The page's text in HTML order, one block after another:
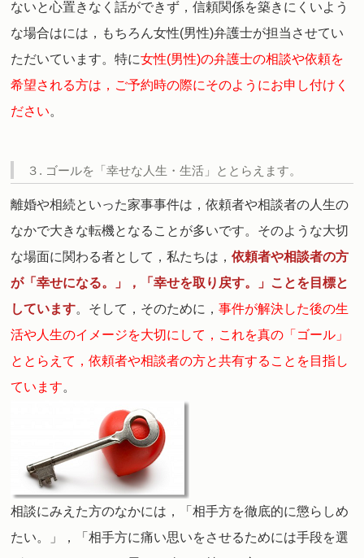
ないと心置きなく話ができず，信頼関係を築きにくいよう
な場合はには，もちろん女性(男性)弁護士が担当させてい
ただいています。特に女性(男性)の弁護士の相談や依頼を
希望される方は，ご予約時の際にそのようにお申し付けく
ださい。
３. ゴールを「幸せな人生・生活」ととらえます。
離婚や相続といった家事事件は，依頼者や相談者の人生の
なかで大きな転機となることが多いです。そのような大切
な場面に関わる者として，私たちは，依頼者や相談者の方
が「幸せになる。」，「幸せを取り戻す。」ことを目標と
しています。 そして，そのために，事件が解決した後の生
活や人生のイメージを大切にして，これを真の「ゴール」
ととらえて，依頼者や相談者の方と共有することを目指し
ています。
相談にみえた方のなかには，「相手方を徹底的に懲らしめ
たい。」，「相手方に痛い思いをさせるためには手段を選